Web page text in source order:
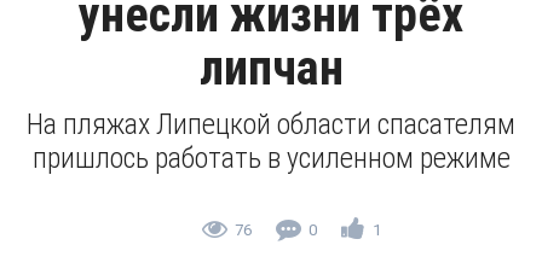
унесли жизни трёх
липчан
На пляжах Липецкой области спасателям
пришлось работать в усиленном режиме
76 0 1